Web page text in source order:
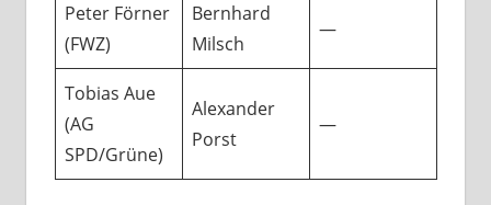
Peter Förner
(FWZ)
Bernhard
Milsch
—
Tobias Aue
(AG
SPD/Grüne)
Alexander
Porst
—